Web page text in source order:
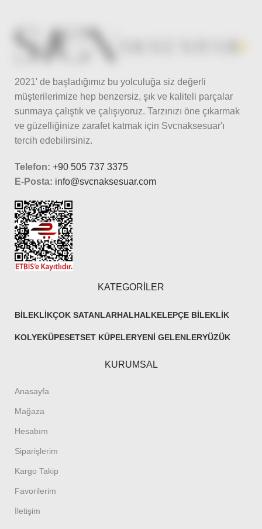
2021' de başladığımız bu yolculuğa siz değerli
müşterilerimize hep benzersiz, şık ve kaliteli parçalar
sunmaya çalıştık ve çalışıyoruz. Tarzınızı öne çıkarmak
ve güzelliğinize zarafet katmak için Svcnaksesuar'ı
tercih edebilirsiniz.
Telefon: +90 505 737 3375
E-Posta: info@svcnaksesuar.com
KATEGORİLER
BILEKLIKÇOK SATANLARHALHALKELEPÇE BILEKLIK
KOLYEKÜPESETSET KÜPELERYENI GELENLERYÜZÜK
KURUMSAL
Anasayfa
Mağaza
Hesabım
Siparişlerim
Kargo Takip
Favorilerim
İletişim